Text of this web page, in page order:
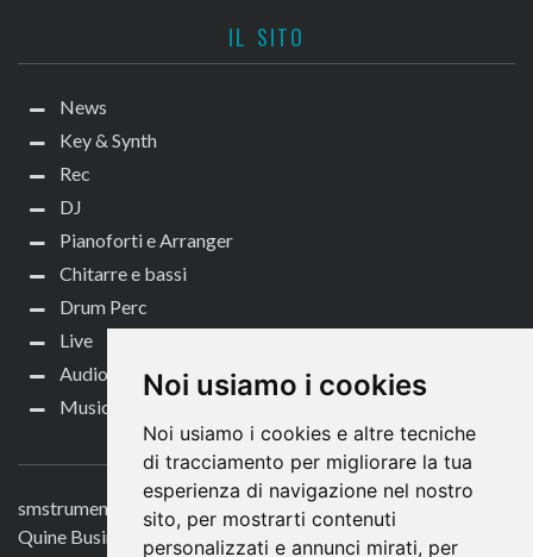
Noi usiamo i cookies
Noi usiamo i cookies e altre tecniche
di tracciamento per migliorare la tua
esperienza di navigazione nel nostro
sito, per mostrarti contenuti
personalizzati e annunci mirati, per
IL SITO
News
Key & Synth
Rec
DJ
Pianoforti e Arranger
Chitarre e bassi
Drum Perc
Live
Audio per video
Music Life
CONTATTACI
smstrumentimusicali.it
Quine Business Publisher